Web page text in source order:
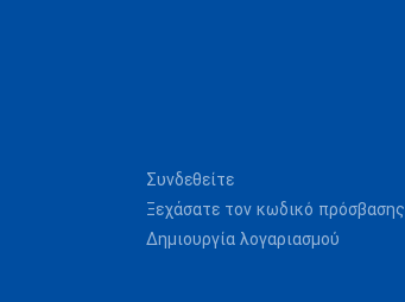
Συνδεθείτε
Ξεχάσατε τον κωδικό πρόσβασης
Δημιουργία λογαριασμού